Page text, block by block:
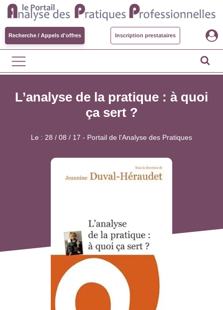
Recherche / Appels d'offres Inscription prestataires
L’analyse de la pratique : à quoi
ça sert ?
Le : 28 / 08 / 17 - Portail de l'Analyse des Pratiques